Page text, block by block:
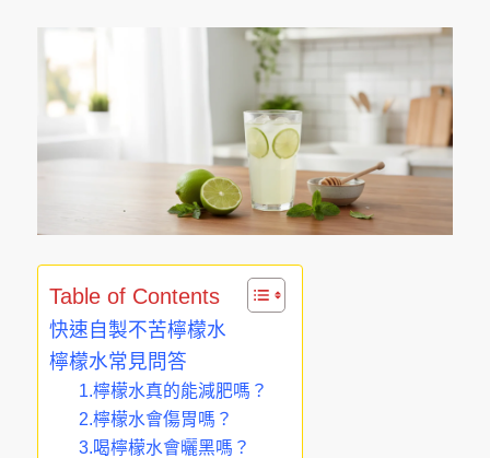
Table of Contents
快速自製不苦檸檬水
檸檬水常見問答
1.檸檬水真的能減肥嗎？
2.檸檬水會傷胃嗎？
3.喝檸檬水會曬黑嗎？